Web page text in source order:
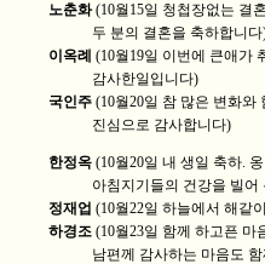
노춘화(10월15일 청첩장없는 결
두 분의 결혼을 축하합니다
이옥례 (10월19일 이번에 큰애가
감사한일입니다)
국인주 (10월20일 참 많은 변화와
진심으로 감사합니다)
한정옥 (10월20일 내 생일 축하.
아침지기들의 건강을 빌어
정재업 (10월22일 하늘에서 해같
하경조 (10월23일 함께 하고픈 마
남편께 감사하는 마음도 함